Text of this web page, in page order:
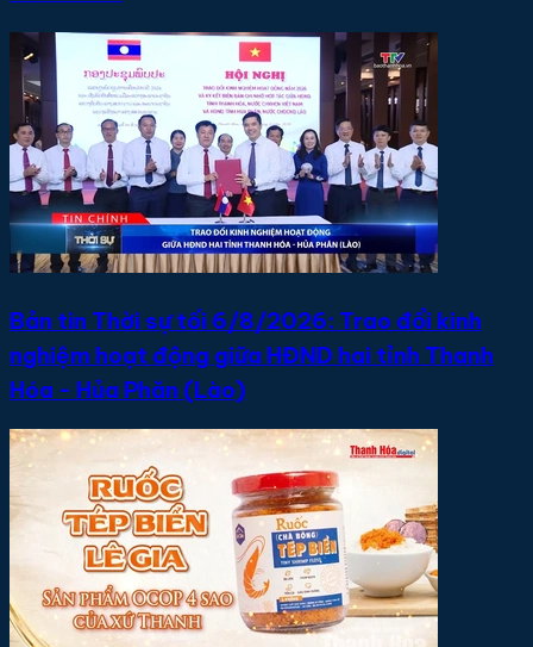
Bản tin Thời sự tối 6/8/2026: Trao đổi kinh
nghiệm hoạt động giữa HĐND hai tỉnh Thanh
Hóa - Hủa Phăn (Lào)